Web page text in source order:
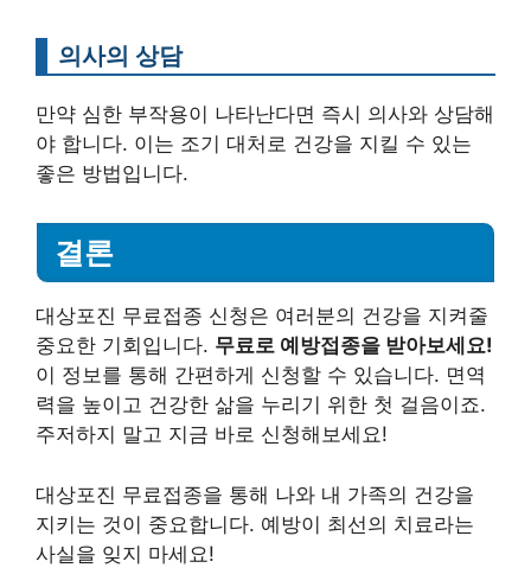
의사의 상담
만약 심한 부작용이 나타난다면 즉시 의사와 상담해
야 합니다. 이는 조기 대처로 건강을 지킬 수 있는
좋은 방법입니다.
결론
대상포진 무료접종 신청은 여러분의 건강을 지켜줄
중요한 기회입니다. 무료로 예방접종을 받아보세요!
이 정보를 통해 간편하게 신청할 수 있습니다. 면역
력을 높이고 건강한 삶을 누리기 위한 첫 걸음이죠.
주저하지 말고 지금 바로 신청해보세요!
대상포진 무료접종을 통해 나와 내 가족의 건강을
지키는 것이 중요합니다. 예방이 최선의 치료라는
사실을 잊지 마세요!